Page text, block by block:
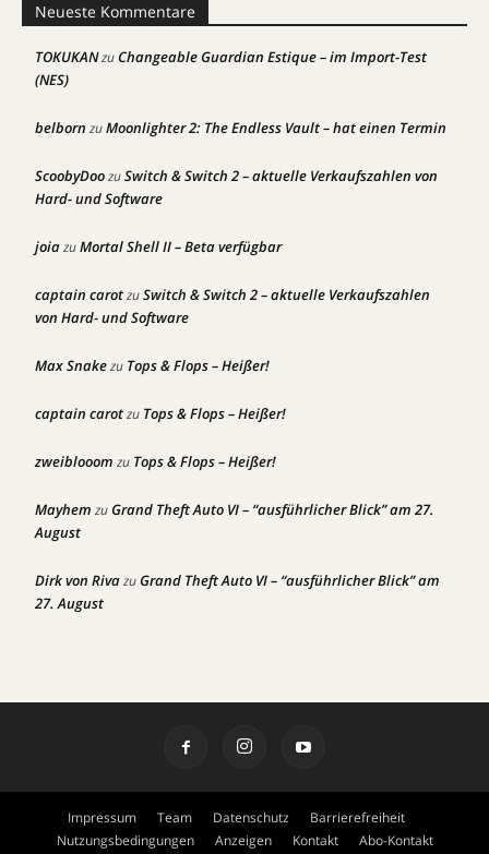
Neueste Kommentare
TOKUKANzuChangeable Guardian Estique – im Import-Test
(NES)
belborn zuMoonlighter 2: The Endless Vault – hat einen Termin
ScoobyDoozuSwitch & Switch 2 – aktuelle Verkaufszahlen von
Hard- und Software
joiazuMortal Shell II – Beta verfügbar
captain carotzuSwitch & Switch 2 – aktuelle Verkaufszahlen
von Hard- und Software
Max Snakezu Tops & Flops – Heißer!
captain carotzu Tops & Flops – Heißer!
zweiblooom zu Tops & Flops – Heißer!
Mayhem zuGrand Theft Auto VI – “ausführlicher Blick” am 27.
August
Dirk von RivazuGrand Theft Auto VI – “ausführlicher Blick” am
27. August
Impressum Team Datenschutz
Barrierefreiheit
Nutzungsbedingungen
Anzeigen Kontakt Abo-Kontakt